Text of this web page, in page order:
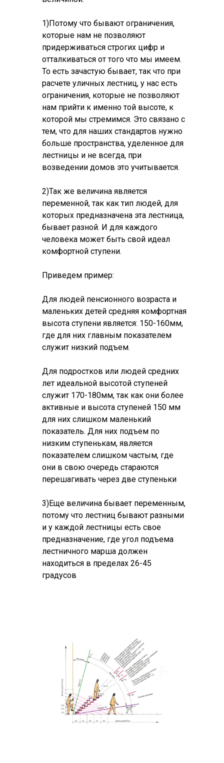
1)Потому что бывают ограничения,
которые нам не позволяют
придерживаться строгих цифр и
отталкиваться от того что мы имеем.
То есть зачастую бывает, так что при
расчете уличных лестниц, у нас есть
ограничения, которые не позволяют
нам прийти к именно той высоте, к
которой мы стремимся. Это связано с
тем, что для наших стандартов нужно
больше пространства, уделенное для
лестницы и не всегда, при
возведении домов это учитывается.
2)Так же величина является
переменной, так как тип людей, для
которых предназначена эта лестница,
бывает разной. И для каждого
человека может быть свой идеал
комфортной ступени.
Приведем пример:
Для людей пенсионного возраста и
маленьких детей средняя комфортная
высота ступени является: 150-160мм,
где для них главным показателем
служит низкий подъем.
Для подростков или людей средних
лет идеальной высотой ступеней
служит 170-180мм, так как они более
активные и высота ступеней 150 мм
для них слишком маленький
показатель. Для них подъем по
низким ступенькам, является
показателем слишком частым, где
они в свою очередь стараются
перешагивать через две ступеньки
3)Еще величина бывает переменным,
потому что лестниц бывают разными
и у каждой лестницы есть свое
предназначение, где угол подъема
лестничного марша должен
находиться в пределах 26-45
градусов